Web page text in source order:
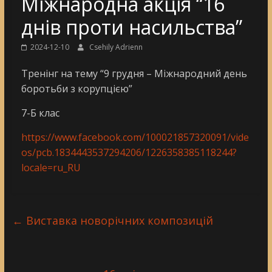
днів проти насильства”
2024-12-10 Csehily Adrienn
Тренінг на тему “9 грудня – Міжнародний день
боротьби з корупцією”
7-Б клас
https://www.facebook.com/100021857320091/vide
os/pcb.1834443537294206/1226358385118244?
locale=ru_RU
← Виставка новорічних композицій